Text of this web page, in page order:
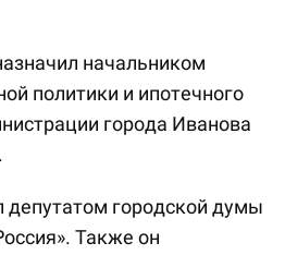
начальником
политики и ипотечного
города Иванова
городской думы
Также он